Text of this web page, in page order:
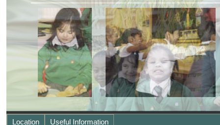
Location Useful Information